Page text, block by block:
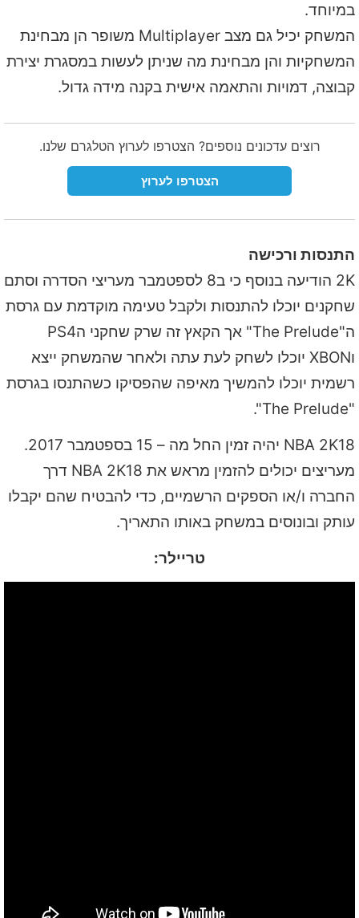
במיוחד.
המשחק יכיל גם מצב Multiplayer משופר הן מבחינת
המשחקיות והן מבחינת מה שניתן לעשות במסגרת יצירת
קבוצה, דמויות והתאמה אישית בקנה מידה גדול.
רוצים עדכונים נוספים? הצטרפו לערוץ הטלגרם שלנו.
הצטרפו לערוץ
התנסות ורכישה
2K הודיעה בנוסף כי ב8 לספטמבר מעריצי הסדרה וסתם
שחקנים יוכלו להתנסות ולקבל טעימה מוקדמת עם גרסת
ה"The Prelude" אך הקאץ זה שרק שחקני הPS4
וXBON יוכלו לשחק לעת עתה ולאחר שהמשחק ייצא
רשמית יוכלו להמשיך מאיפה שהפסיקו כשהתנסו בגרסת
"The Prelude".
NBA 2K18 יהיה זמין החל מה – 15 בספטמבר 2017.
מעריצים יכולים להזמין מראש את NBA 2K18 דרך
החברה ו/או הספקים הרשמיים, כדי להבטיח שהם יקבלו
עותק ובונוסים במשחק באותו התאריך.
טריילר: